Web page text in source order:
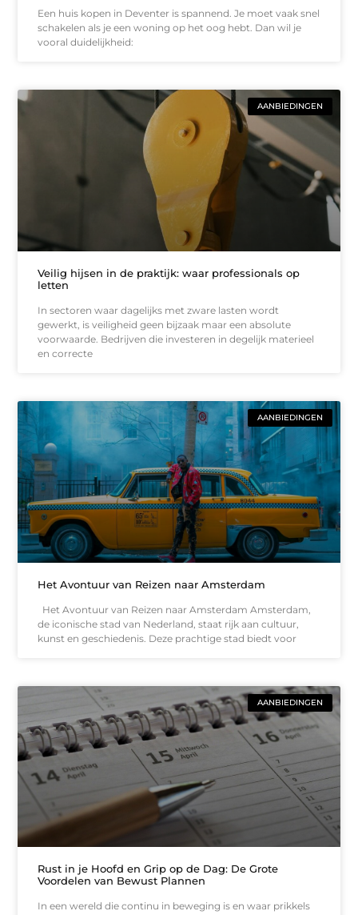
Een huis kopen in Deventer is spannend. Je moet vaak snel
schakelen als je een woning op het oog hebt. Dan wil je
vooral duidelijkheid:
AANBIEDINGEN
Veilig hijsen in de praktijk: waar professionals op
letten
In sectoren waar dagelijks met zware lasten wordt
gewerkt, is veiligheid geen bijzaak maar een absolute
voorwaarde. Bedrijven die investeren in degelijk materieel
en correcte
AANBIEDINGEN
Het Avontuur van Reizen naar Amsterdam
Het Avontuur van Reizen naar Amsterdam Amsterdam,
de iconische stad van Nederland, staat rijk aan cultuur,
kunst en geschiedenis. Deze prachtige stad biedt voor
AANBIEDINGEN
Rust in je Hoofd en Grip op de Dag: De Grote
Voordelen van Bewust Plannen
In een wereld die continu in beweging is en waar prikkels